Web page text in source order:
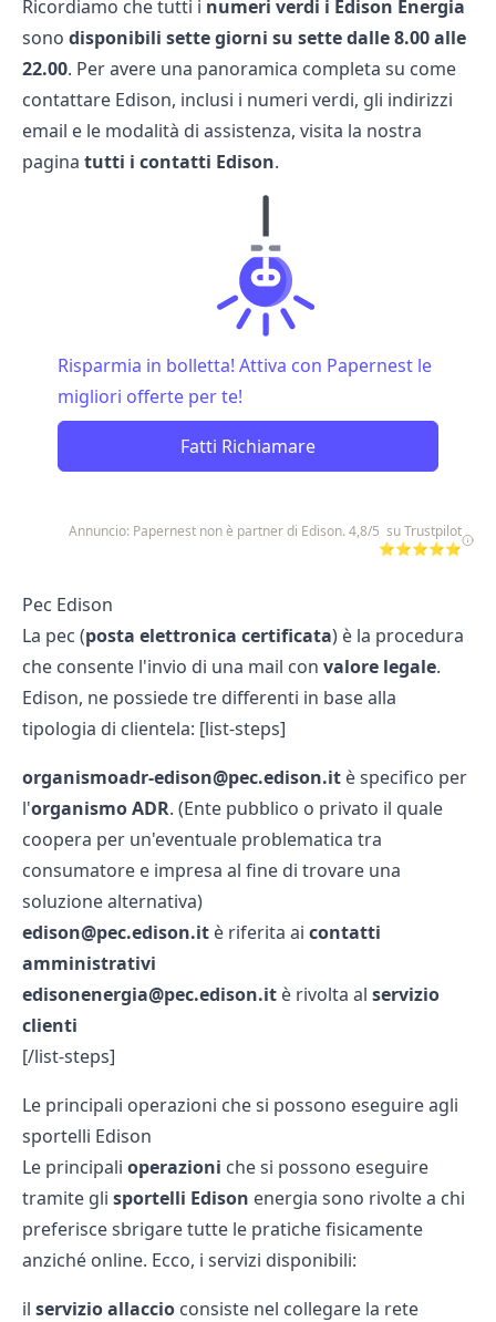
Ricordiamo che tutti i numeri verdi i Edison Energia
sono disponibili sette giorni su sette dalle 8.00 alle
22.00. Per avere una panoramica completa su come
contattare Edison, inclusi i numeri verdi, gli indirizzi
email e le modalità di assistenza, visita la nostra
pagina tutti i contatti Edison.
Risparmia in bolletta! Attiva con Papernest le
migliori offerte per te!
Fatti Richiamare
Annuncio: Papernest non è partner di Edison. 4,8/5 su Trustpilot
⭐⭐⭐⭐⭐
Pec Edison
La pec (posta elettronica certificata) è la procedura
che consente l'invio di una mail con valore legale.
Edison, ne possiede tre differenti in base alla
tipologia di clientela: [list-steps]
organismoadr-edison@pec.edison.it è specifico per
l'organismo ADR. (Ente pubblico o privato il quale
coopera per un'eventuale problematica tra
consumatore e impresa al fine di trovare una
soluzione alternativa)
edison@pec.edison.it è riferita ai contatti
amministrativi
edisonenergia@pec.edison.it è rivolta al servizio
clienti
[/list-steps]
Le principali operazioni che si possono eseguire agli
sportelli Edison
Le principali operazioni che si possono eseguire
tramite gli sportelli Edison energia sono rivolte a chi
preferisce sbrigare tutte le pratiche fisicamente
anziché online. Ecco, i servizi disponibili:
il servizio allaccio consiste nel collegare la rete